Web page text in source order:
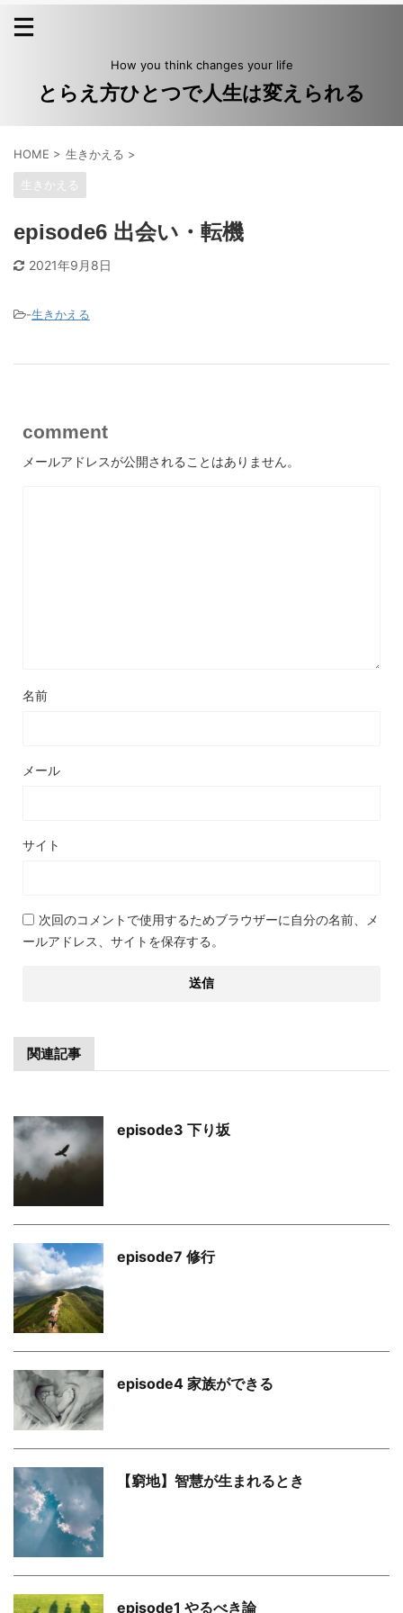
How you think changes your life
とらえ方ひとつで人生は変えられる
HOME > 生きかえる >
生きかえる
episode6 出会い・転機
2021年9月8日
-生きかえる
comment
メールアドレスが公開されることはありません。
名前
メール
サイト
次回のコメントで使用するためブラウザーに自分の名前、メ
ールアドレス、サイトを保存する。
関連記事
episode3 下り坂
episode7 修行
episode4 家族ができる
【窮地】智慧が生まれるとき
episode1 やるべき論